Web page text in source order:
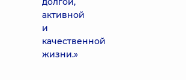
активной
и
качественной
жизни.»